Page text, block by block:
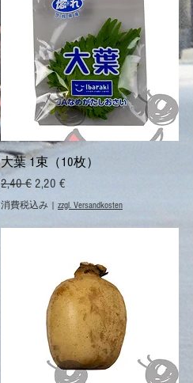
クイックビュー
大葉 1束（10枚）
通常価格
2,40 € セール価格
2,20 €
消費税込み | zzgl. Versandkosten